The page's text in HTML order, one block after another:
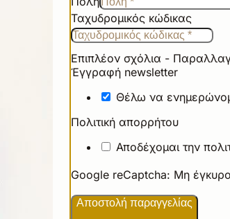
Ταχυδρομικός κώδικας
Επιπλέον σχόλια -
Έγγραφή newsletter
Θέλω να
Πολιτική απορρήτου
Αποδέχομαι την
Google reCaptcha: Μη έγκυρο
Αποστολή παραγγελίας